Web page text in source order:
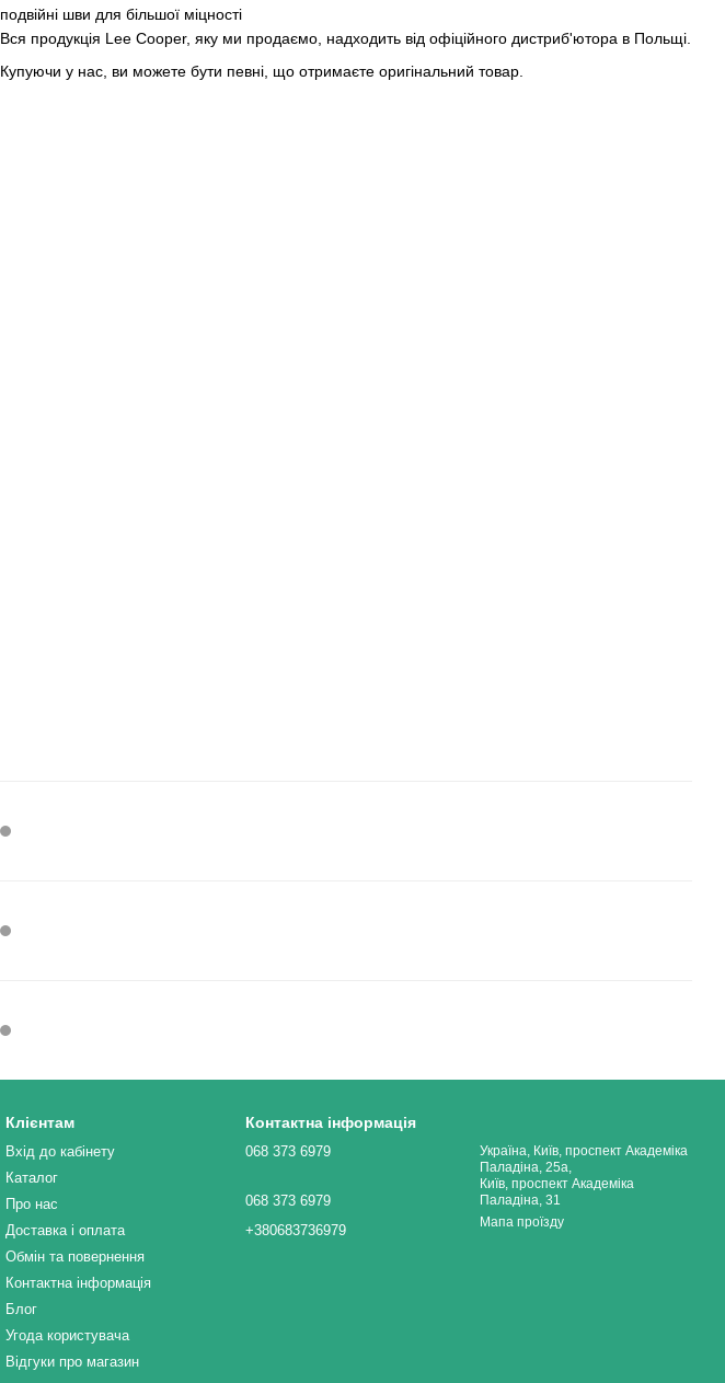
подвійні шви для більшої міцності
Вся продукція Lee Cooper, яку ми продаємо, надходить від офіційного дистриб'ютора в Польщі.
Купуючи у нас, ви можете бути певні, що отримаєте оригінальний товар.
Клієнтам
Вхід до кабінету
Каталог
Про нас
Доставка і оплата
Обмін та повернення
Контактна інформація
Блог
Угода користувача
Відгуки про магазин
Контактна інформація
068 373 6979
068 373 6979
+380683736979
Україна, Київ, проспект Академіка
Паладіна, 25а,
Київ, проспект Академіка
Паладіна, 31
Мапа проїзду